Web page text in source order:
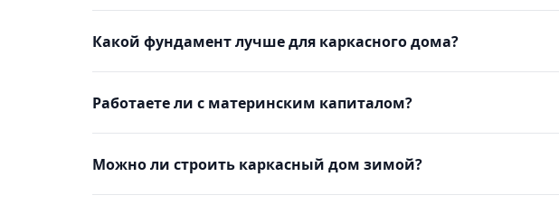
Какой фундамент лучше для каркасного дома?
Работаете ли с материнским капиталом?
Можно ли строить каркасный дом зимой?